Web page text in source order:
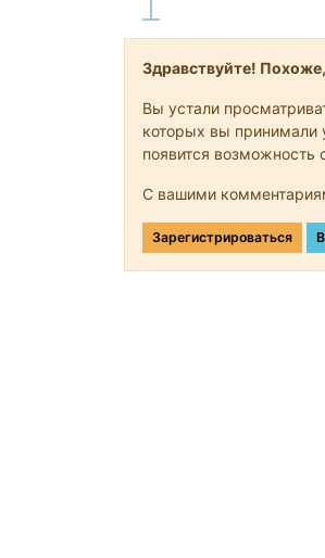
Здравствуйте! Похоже,
Вы устали
которых вы принимали
появится возможность
С вашими
Зарегистрироваться